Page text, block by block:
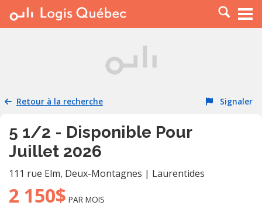
À LOUER
PLACER UNE ANNONCE
RESSOURCES
Retour à la recherche Signaler
5 1/2 - Disponible Pour
Juillet 2026
111 rue Elm, Deux-Montagnes | Laurentides
2 150$ PAR MOIS